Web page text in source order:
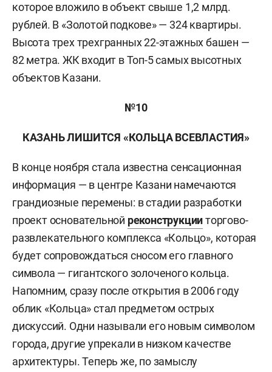
которое вложило в объект свыше 1,2 млрд.
рублей. В «Золотой подкове» — 324 квартиры.
Высота трех трехгранных 22-этажных башен —
82 метра. ЖК входит в Топ-5 самых высотных
объектов Казани.
№10
КАЗАНЬ ЛИШИТСЯ «КОЛЬЦА ВСЕВЛАСТИЯ»
В конце ноября стала известна сенсационная
информация — в центре Казани намечаются
грандиозные перемены: в стадии разработки
проект основательной реконструкцииторгово-
развлекательного комплекса «Кольцо», которая
будет сопровождаться сносом его главного
символа — гигантского золоченого кольца.
Напомним, сразу после открытия в 2006 году
облик «Кольца» стал предметом острых
дискуссий. Одни называли его новым символом
города, другие упрекали в низком качестве
архитектуры. Теперь же, по замыслу